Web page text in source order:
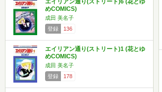
エイリアン通り(ストリート)6 (花とゆ
めCOMICS)
成田 美名子
登録
136
エイリアン通り(ストリート)1 (花とゆ
めCOMICS)
成田 美名子
登録
178